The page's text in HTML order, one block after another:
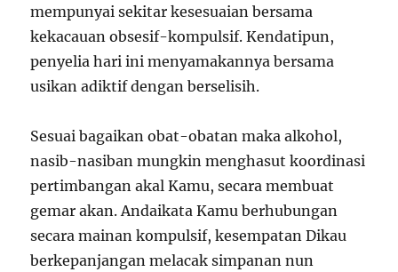
mempunyai sekitar kesesuaian bersama
kekacauan obsesif-kompulsif. Kendatipun,
penyelia hari ini menyamakannya bersama
usikan adiktif dengan berselisih.
Sesuai bagaikan obat-obatan maka alkohol,
nasib-nasiban mungkin menghasut koordinasi
pertimbangan akal Kamu, secara membuat
gemar akan. Andaikata Kamu berhubungan
secara mainan kompulsif, kesempatan Dikau
berkepanjangan melacak simpanan nun